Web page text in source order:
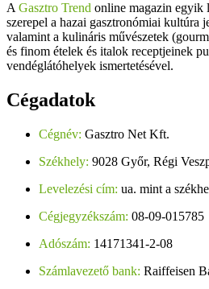
A Gasztro Trend online magazin egyik
szerepel a hazai gasztronómiai kultúra
valamint a kulináris művészetek
és finom ételek és italok receptjeinek
vendéglátóhelyek ismertetésével.
Cégadatok
Cégnév: Gasztro Net Kft.
Székhely: 9028 Győr, Régi
Levelezési cím: ua. mint a
Cégjegyzékszám: 08-09-015785
Adószám: 14171341-2-08
Számlavezető bank: Raiffeisen